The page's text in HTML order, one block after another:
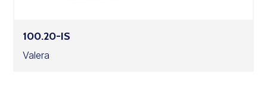
100.20-IS
Valera